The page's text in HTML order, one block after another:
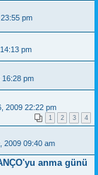
pm
pm
16:28 pm
2009 22:22 pm
1 2 3 4
2009 09:40 am
anma günü